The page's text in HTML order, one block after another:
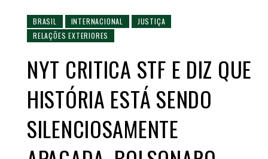
BRASIL INTERNACIONAL
JUSTIÇA
RELAÇÕES EXTERIORES
NYT CRITICA STF E DIZ QUE
HISTÓRIA ESTÁ SENDO
SILENCIOSAMENTE